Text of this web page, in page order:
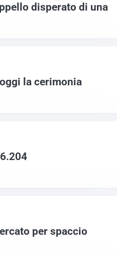
disperato di una
la cerimonia
per spaccio